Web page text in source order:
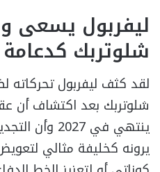
ليفربول يسعى
شلوتربك
لقد كثف ليفربول
شلوتربك بعد اكتشاف أن
ينتهي في
يرونه كخليفة مثالي